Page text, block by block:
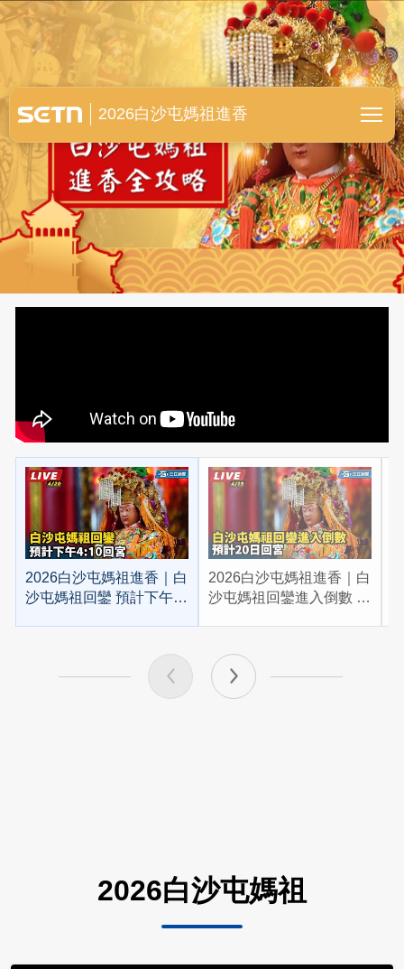
白沙屯媽祖進香全紀錄
2026白沙屯媽祖進香
2026白沙屯媽祖進香｜白
沙屯媽祖回鑾 預計下午
2026白沙屯媽祖進香｜白
沙屯媽祖回鑾進入倒數 預
2026白沙屯媽祖